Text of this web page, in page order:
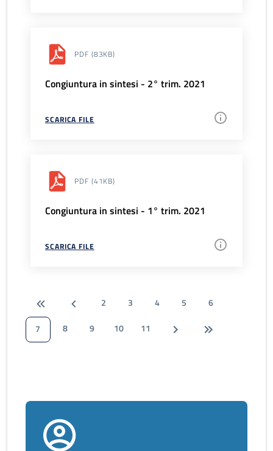
PDF (83KB)
Congiuntura in sintesi - 2° trim. 2021
SCARICA FILE
PDF (41KB)
Congiuntura in sintesi - 1° trim. 2021
SCARICA FILE
2 3 4 5
6
7
8 9 10 11